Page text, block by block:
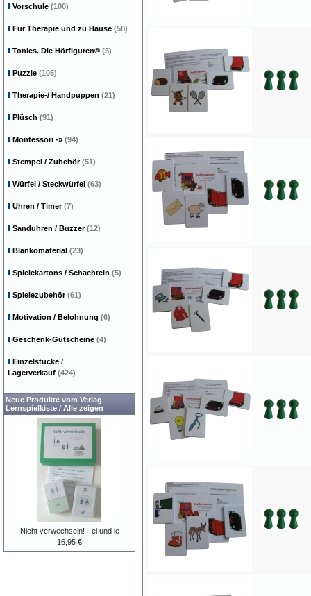
Vorschule (100)
Für Therapie und zu Hause (58)
Tonies. Die Hörfiguren® (5)
Puzzle (105)
Therapie-/ Handpuppen (21)
Plüsch (91)
Montessori -» (94)
Stempel / Zubehör(51)
Würfel / Steckwürfel (63)
Uhren / Timer(7)
Sanduhren / Buzzer(12)
Blankomaterial (23)
Spielekartons / Schachteln (5)
Spielezubehör(61)
Motivation / Belohnung (6)
Geschenk-Gutscheine (4)
Einzelstücke /
Lagerverkauf (424)
Neue Produkte vom Verlag
Lernspielkiste / Alle zeigen
Nicht verwechseln! - ei und ie
16,95 €